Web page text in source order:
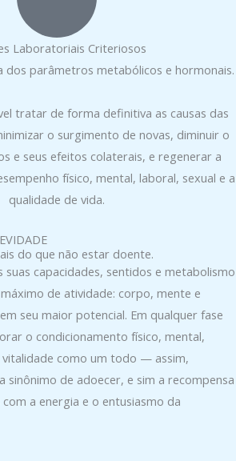
Laboratoriais Criteriosos
dos parâmetros metabólicos e hormonais.
tratar de forma definitiva as causas das
o surgimento de novas, diminuir o
e seus efeitos colaterais, e regenerar a
físico, mental, laboral, sexual e a
qualidade de vida.
do que não estar doente.
suas capacidades, sentidos e metabolismo
de atividade: corpo, mente e
seu maior potencial. Em qualquer fase
o condicionamento físico, mental,
vitalidade como um todo — assim,
sinônimo de adoecer, e sim a recompensa
a energia e o entusiasmo da